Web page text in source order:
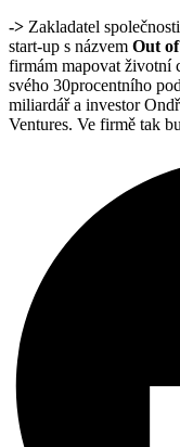
-> Zakladatel společnosti
start-up s názvem Out
firmám mapovat životní
svého 30procentního
miliardář a investor
Ventures. Ve firmě tak